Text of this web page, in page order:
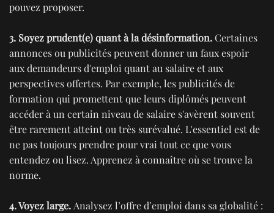
pouvez proposer.
3. Soyez prudent(e) quant à la désinformation.Certaines
annonces ou publicités peuvent donner un faux espoir
aux demandeurs d'emploi quant au salaire et aux
perspectives offertes. Par exemple, les publicités de
formation qui promettent que leurs diplômés peuvent
accéder à un certain niveau de salaire s'avèrent souvent
être rarement atteint ou très surévalué. L'essentiel est de
ne pas toujours prendre pour vrai tout ce que vous
entendez ou lisez. Apprenez à connaître où se trouve la
norme.
4. Voyez large.Analysez l’offre d’emploi dans sa globalité :